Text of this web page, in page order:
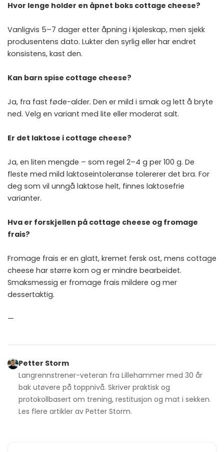
Hvor lenge holder en åpnet boks cottage cheese?
Vanligvis 5–7 dager etter åpning i kjøleskap, men sjekk
produsentens dato. Lukter den syrlig eller har endret
konsistens, kast den.
Kan barn spise cottage cheese?
Ja, fra fast føde-alder. Den er mild i smak og lett å bryte
ned. Velg en variant med lite eller moderat salt.
Er det laktose i cottage cheese?
Ja, en liten mengde – som regel 2–4 g per 100 g. De
fleste med mild laktoseintoleranse tolererer det bra. For
deg som vil unngå laktose helt, finnes laktosefrie
varianter.
Hva er forskjellen på cottage cheese og fromage
frais?
Fromage frais er en glatt, kremet fersk ost, mens cottage
cheese har større korn og er mindre bearbeidet.
Smaksmessig er fromage frais mildere og mer
dessertaktig.
—
Petter Storm
Langrennstrener-veteran fra Lillehammer med 30 år
bak utøvere på toppnivå. Skriver praktisk og
protokollbasert om trening, restitusjon og mat i sekken.
Les flere artikler avPetter Storm.